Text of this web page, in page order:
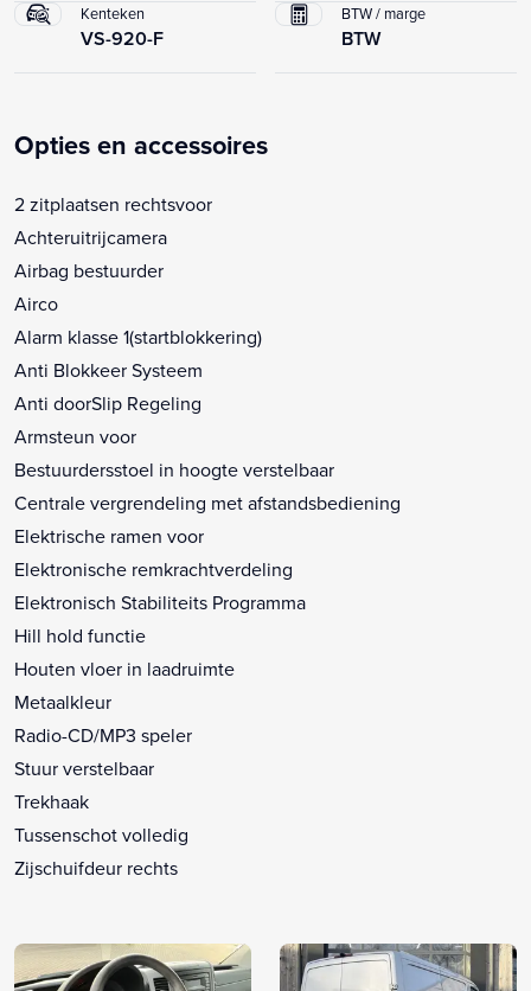
Kenteken
VS-920-F
BTW / marge
BTW
Opties en accessoires
2 zitplaatsen rechtsvoor
Achteruitrijcamera
Airbag bestuurder
Airco
Alarm klasse 1(startblokkering)
Anti Blokkeer Systeem
Anti doorSlip Regeling
Armsteun voor
Bestuurdersstoel in hoogte verstelbaar
Centrale vergrendeling met afstandsbediening
Elektrische ramen voor
Elektronische remkrachtverdeling
Elektronisch Stabiliteits Programma
Hill hold functie
Houten vloer in laadruimte
Metaalkleur
Radio-CD/MP3 speler
Stuur verstelbaar
Trekhaak
Tussenschot volledig
Zijschuifdeur rechts